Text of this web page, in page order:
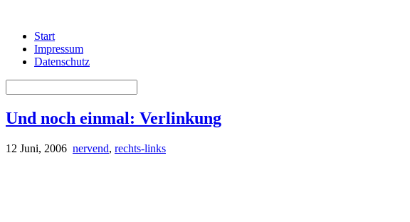
Start
Impressum
Datenschutz
Und noch einmal: Verlinkung
12 Juni, 2006 nervend, rechts-links